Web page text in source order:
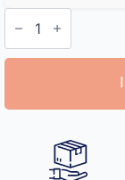
Personalisierte
Reisepasshülle